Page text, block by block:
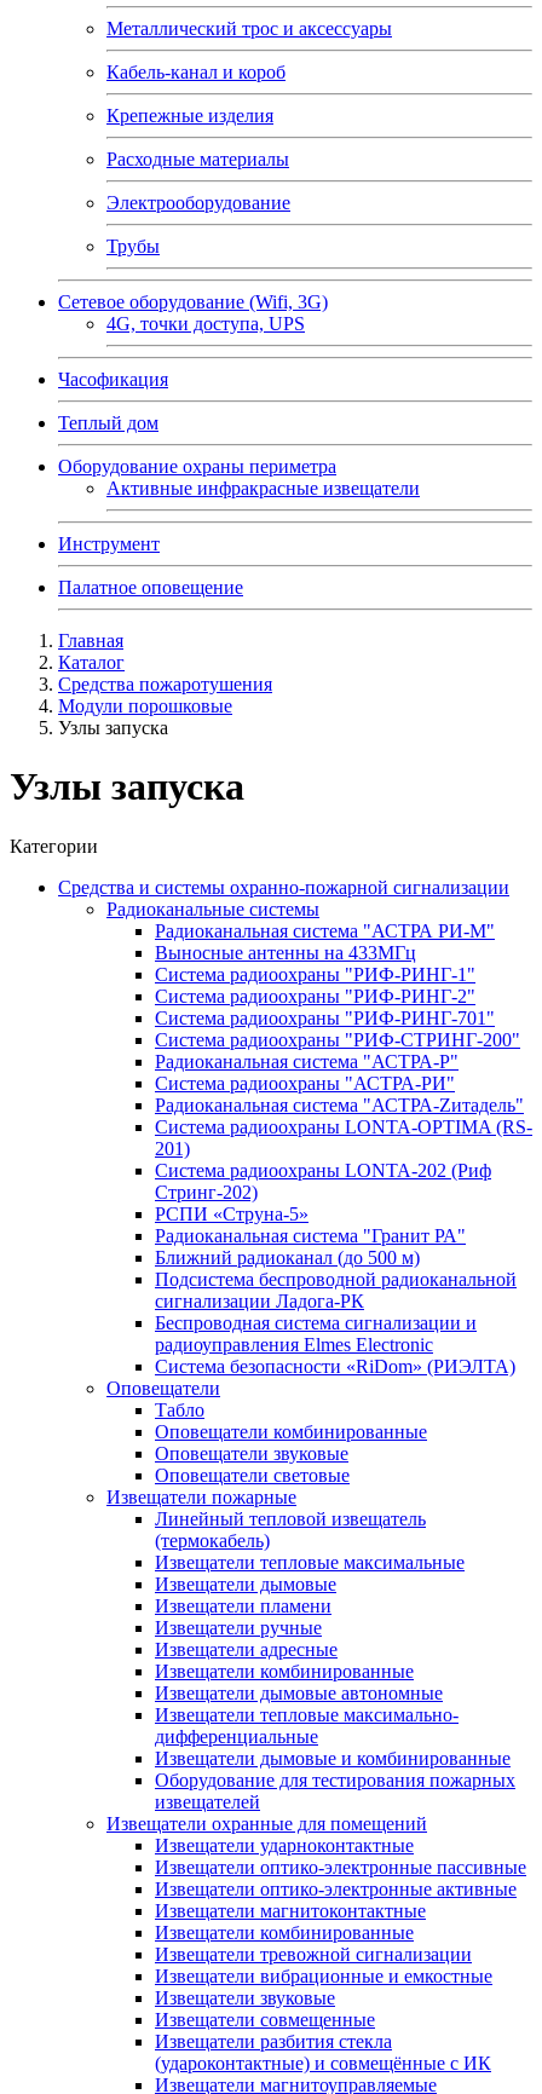
Металлический трос и аксессуары
Кабель-канал и короб
Крепежные изделия
Расходные материалы
Электрооборудование
Трубы
Сетевое оборудование (Wifi, 3G)
4G, точки доступа, UPS
Часофикация
Теплый дом
Оборудование охраны периметра
Активные инфракрасные извещатели
Инструмент
Палатное оповещение
Главная
Каталог
Средства пожаротушения
Модули порошковые
Узлы запуска
Узлы запуска
Категории
Средства и системы охранно-пожарной сигнализации
Радиоканальные системы
Радиоканальная система "АСТРА РИ-М"
Выносные антенны на 433МГц
Система радиоохраны "РИФ-РИНГ-1"
Система радиоохраны "РИФ-РИНГ-2"
Система радиоохраны "РИФ-РИНГ-701"
Система радиоохраны "РИФ-СТРИНГ-200"
Радиоканальная система "АСТРА-Р"
Система радиоохраны "АСТРА-РИ"
Радиоканальная система "АСТРА-Zитадель"
Система радиоохраны LONTA-OPTIMA (RS-
201)
Система радиоохраны LONTA-202 (Риф
Стринг-202)
РСПИ «Струна-5»
Радиоканальная система "Гранит РА"
Ближний радиоканал (до 500 м)
Подсистема беспроводной радиоканальной
сигнализации Ладога-РК
Беспроводная система сигнализации и
радиоуправления Elmes Electronic
Система безопасности «RiDom» (РИЭЛТА)
Оповещатели
Табло
Оповещатели комбинированные
Оповещатели звуковые
Оповещатели световые
Извещатели пожарные
Линейный тепловой извещатель
(термокабель)
Извещатели тепловые максимальные
Извещатели дымовые
Извещатели пламени
Извещатели ручные
Извещатели адресные
Извещатели комбинированные
Извещатели дымовые автономные
Извещатели тепловые максимально-
дифференциальные
Извещатели дымовые и комбинированные
Оборудование для тестирования пожарных
извещателей
Извещатели охранные для помещений
Извещатели ударноконтактные
Извещатели оптико-электронные пассивные
Извещатели оптико-электронные активные
Извещатели магнитоконтактные
Извещатели комбинированные
Извещатели тревожной сигнализации
Извещатели вибрационные и емкостные
Извещатели звуковые
Извещатели совмещенные
Извещатели разбития стекла
(удароконтактные) и совмещённые с ИК
Извещатели магнитоуправляемые